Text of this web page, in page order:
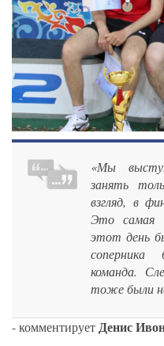
«Мы
занять
взгляд, в
Это самая
этот день
соперника
команда.
тоже были
- комментируетДенис